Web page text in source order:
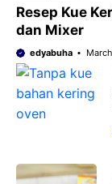
Resep Kue
dan Mixer
edyabuha